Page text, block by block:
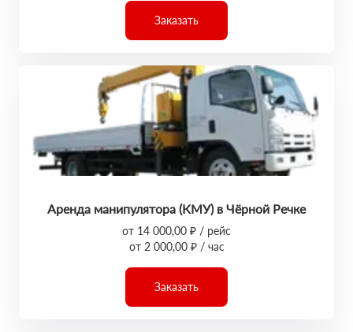
Заказать
Аренда манипулятора (КМУ) в Чёрной Речке
от 14 000,00 ₽ / рейс
от 2 000,00 ₽ / час
Заказать